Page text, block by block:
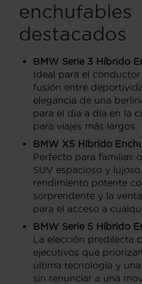
enchufables
destacados
BMW Serie 3 Híbrido
Ideal para el
fusión entre
elegancia de una
para el día a día en la
para viajes más largos.
BMW X5 Híbrido
Perfecto para familias
SUV espacioso y
rendimiento potente
sorprendente y la
para el acceso a
BMW Serie 5 Híbrido
La elección predilecta
ejecutivos que
última tecnología y
sin renunciar a una